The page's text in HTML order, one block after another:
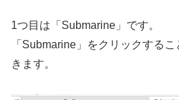
1つ目は「Submarine」です。
「Submarine」をクリックする
きます。